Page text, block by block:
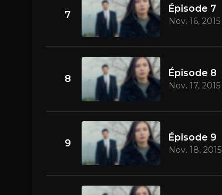
7
Épisode 7
Nov. 16, 2015
8
Épisode 8
Nov. 17, 2015
9
Épisode 9
Nov. 18, 2015